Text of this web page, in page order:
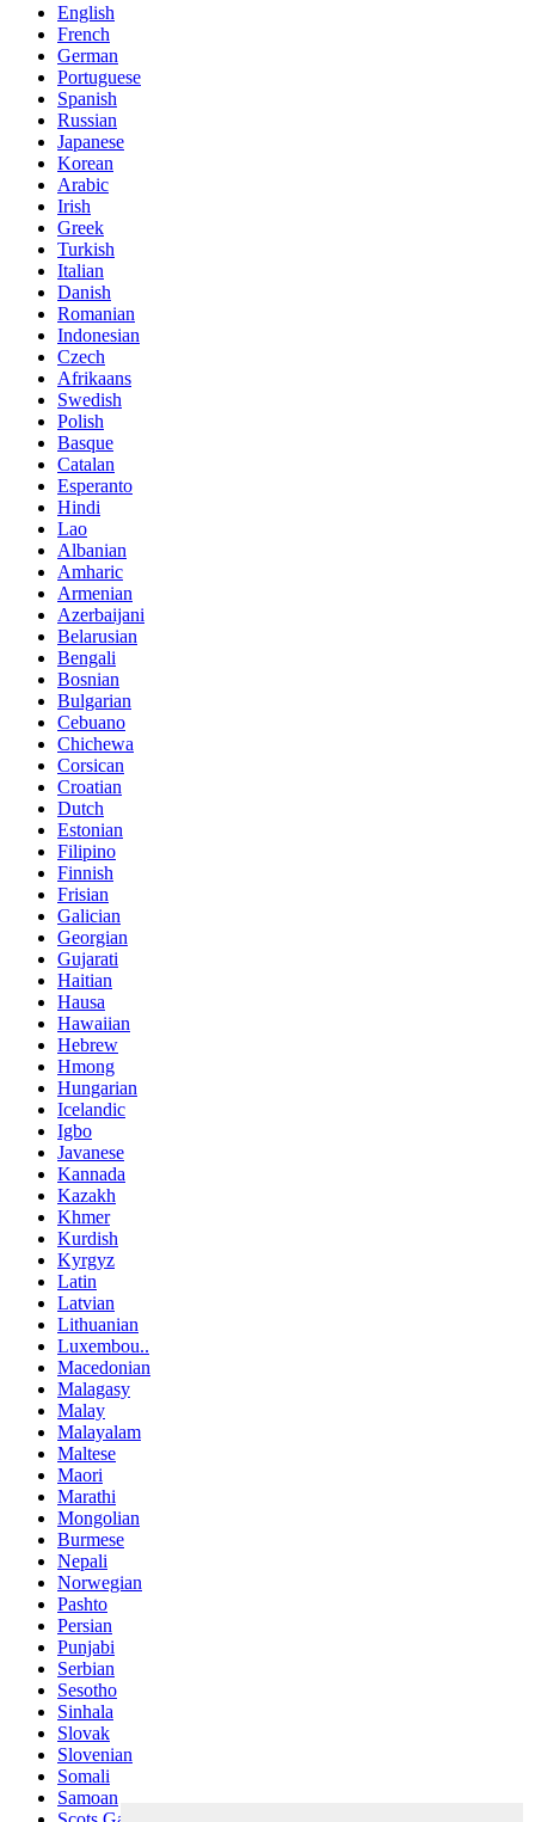
English
French
German
Portuguese
Spanish
Russian
Japanese
Korean
Arabic
Irish
Greek
Turkish
Italian
Danish
Romanian
Indonesian
Czech
Afrikaans
Swedish
Polish
Basque
Catalan
Esperanto
Hindi
Lao
Albanian
Amharic
Armenian
Azerbaijani
Belarusian
Bengali
Bosnian
Bulgarian
Cebuano
Chichewa
Corsican
Croatian
Dutch
Estonian
Filipino
Finnish
Frisian
Galician
Georgian
Gujarati
Haitian
Hausa
Hawaiian
Hebrew
Hmong
Hungarian
Icelandic
Igbo
Javanese
Kannada
Kazakh
Khmer
Kurdish
Kyrgyz
Latin
Latvian
Lithuanian
Luxembou..
Macedonian
Malagasy
Malay
Malayalam
Maltese
Maori
Marathi
Mongolian
Burmese
Nepali
Norwegian
Pashto
Persian
Punjabi
Serbian
Sesotho
Sinhala
Slovak
Slovenian
Somali
Samoan